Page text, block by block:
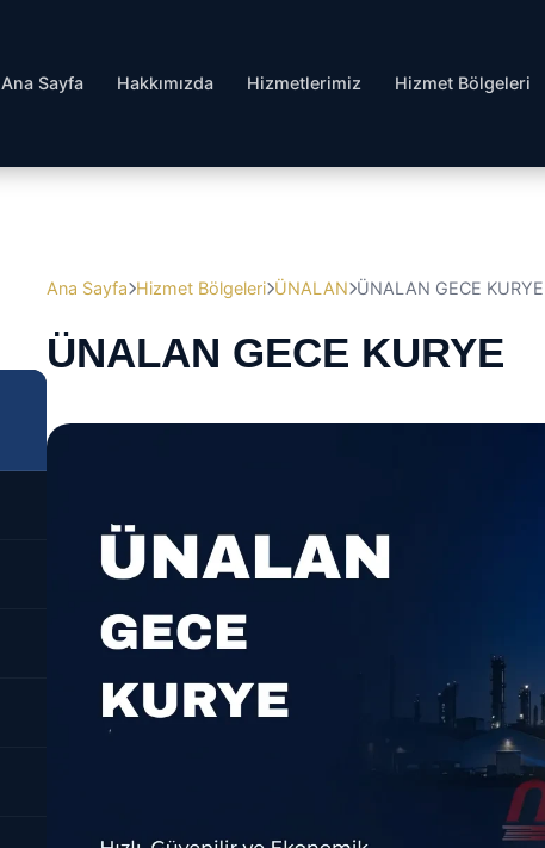
Ana Sayfa Hakkımızda Hizmetlerimiz Hizmet Bölgeleri
Ana Sayfa Hizmet Bölgeleri ÜNALAN ÜNALAN GECE KURYE
ÜNALAN GECE KURYE